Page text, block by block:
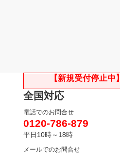
【新規受付停止中】
全国対応
電話でのお問合せ
0120-786-879
平日10時～18時
メールでのお問合せ